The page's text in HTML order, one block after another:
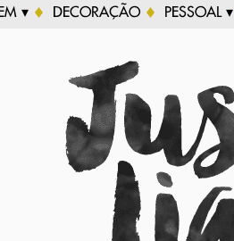
▾ DECORAÇÃO PESSOAL ▾